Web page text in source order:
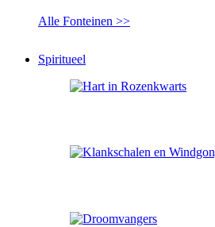
Alle Fonteinen >>
Spiritueel